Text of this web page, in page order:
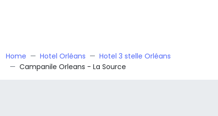
Home Hotel Orléans
Hotel 3 stelle Orléans
Campanile Orleans - La Source